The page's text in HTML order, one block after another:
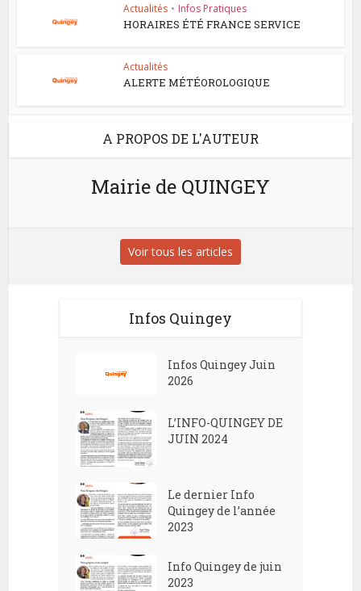
Actualités • Infos Pratiques
HORAIRES ÉTÉ FRANCE SERVICE
Actualités
ALERTE MÉTÉOROLOGIQUE
A PROPOS DE L'AUTEUR
Mairie de QUINGEY
Voir tous les articles
Infos Quingey
Infos Quingey Juin
2026
L’INFO-QUINGEY DE
JUIN 2024
Le dernier Info
Quingey de l’année
2023
Info Quingey de juin
2023